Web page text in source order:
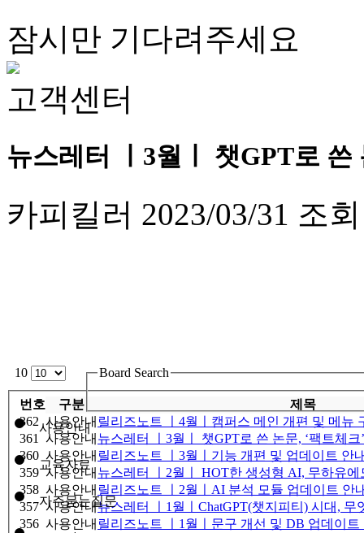
잠시만 기다려주세요
고객센터
뉴스레터 ㅣ3월ㅣ 챗GPT로 쓴
카피킬러 2023/03/31 조
10
사용안내
교육자료
자주묻는질문
Board Search
번호 구분
제목
362 사용안내 릴리즈노트 ㅣ4월ㅣ캠퍼스 메인 개편 및 메뉴
361
사용안내 뉴스레터 ㅣ3월ㅣ 챗GPT로 쓴 논문, ‘팩트체크
360 사용안내 릴리즈노트 ㅣ3월ㅣ기능 개편 및 업데이트 안
359 사용안내 뉴스레터 ㅣ2월ㅣ HOT한 생성형 AI, 무하유에
358 사용안내 릴리즈노트 ㅣ2월ㅣAI 분석 모듈 업데이트 안
357 사용안내뉴스레터 ㅣ1월ㅣChatGPT(챗지피티) 시대, 무
356 사용안내 릴리즈노트 ㅣ1월ㅣ문구 개선 및 DB 업데이트